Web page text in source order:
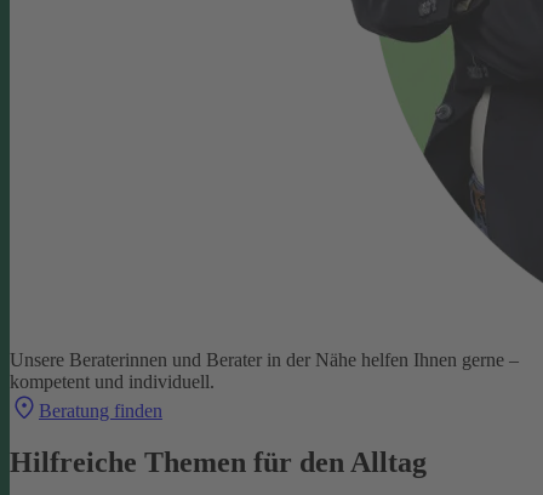
Unsere Beraterinnen und Berater in der Nähe helfen Ihnen gerne –
kompetent und individuell.
Beratung finden
Hilfreiche Themen für den Alltag